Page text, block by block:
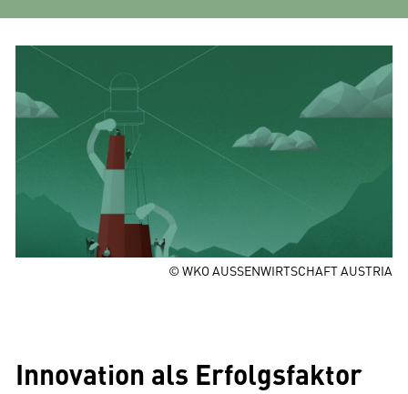
© WKO AUSSENWIRTSCHAFT AUSTRIA
Innovation als Erfolgsfaktor